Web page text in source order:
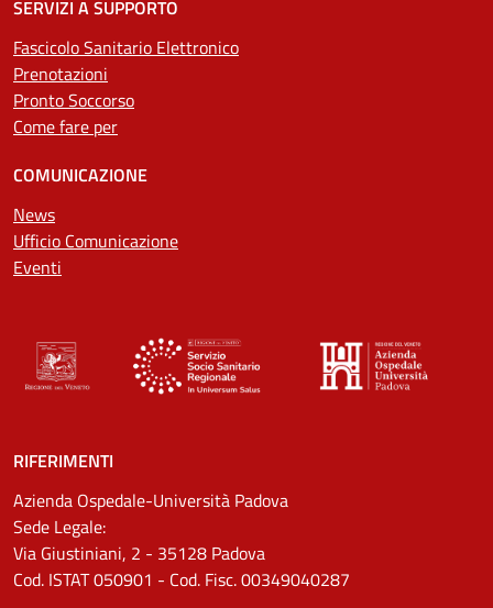
SERVIZI A SUPPORTO
Fascicolo Sanitario Elettronico
Prenotazioni
Pronto Soccorso
Come fare per
COMUNICAZIONE
News
Ufficio Comunicazione
Eventi
RIFERIMENTI
Azienda Ospedale-Università Padova
Sede Legale:
Via Giustiniani, 2 - 35128 Padova
Cod. ISTAT 050901 - Cod. Fisc. 00349040287